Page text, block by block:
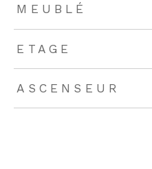
MEUBLÉ
ETAGE
ASCENSEUR